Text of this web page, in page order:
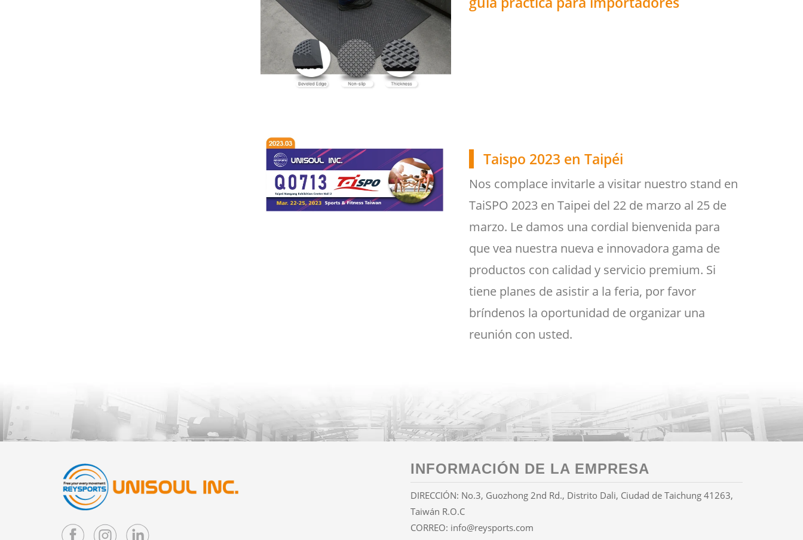
Taispo 2023 en Taipéi
Nos complace invitarle a visitar nuestro stand en
TaiSPO 2023 en Taipei del 22 de marzo al 25 de
marzo. Le damos una cordial bienvenida para
que vea nuestra nueva e innovadora gama de
productos con calidad y servicio premium. Si
tiene planes de asistir a la feria, por favor
bríndenos la oportunidad de organizar una
reunión con usted.
INFORMACIÓN DE LA EMPRESA
DIRECCIÓN: No.3, Guozhong 2nd Rd., Distrito Dali, Ciudad de Taichung 41263,
Taiwán R.O.C
CORREO: info@reysports.com